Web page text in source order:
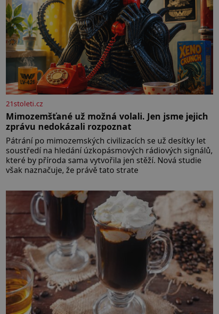
21stoleti.cz
Mimozemšťané už možná volali. Jen jsme jejich
zprávu nedokázali rozpoznat
Pátrání po mimozemských civilizacích se už desítky let
soustředí na hledání úzkopásmových rádiových signálů,
které by příroda sama vytvořila jen stěží. Nová studie
však naznačuje, že právě tato strate